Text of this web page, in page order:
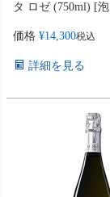
タ ロゼ (750ml) [
価格 ¥14,300税込
詳細を見る